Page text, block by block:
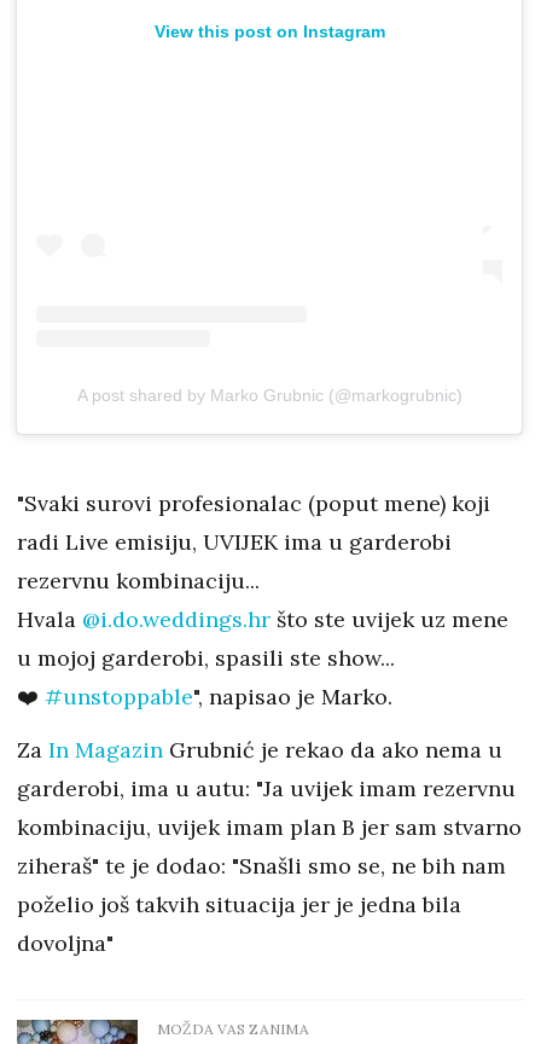
View this post on Instagram
A post shared by Marko Grubnic (@markogrubnic)
"Svaki surovi profesionalac (poput mene) koji
radi Live emisiju, UVIJEK ima u garderobi
rezervnu kombinaciju...
Hvala @i.do.weddings.hr što ste uvijek uz mene
u mojoj garderobi, spasili ste show...
❤️ #unstoppable", napisao je Marko.
Za In Magazin Grubnić je rekao da ako nema u
garderobi, ima u autu: "Ja uvijek imam rezervnu
kombinaciju, uvijek imam plan B jer sam stvarno
ziheraš" te je dodao: "Snašli smo se, ne bih nam
poželio još takvih situacija jer je jedna bila
dovoljna"
MOŽDA VAS ZANIMA